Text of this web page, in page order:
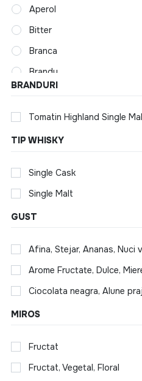
Aperol
Bitter
Branca
Brandy
Cognac
Jagermeister
Lichior
Ramazzotti
Whisky
BRANDURI
TIP WHISKY
Single Cask
Single Malt
GUST
MIROS
Fructat
Fructat, Vegetal, Floral